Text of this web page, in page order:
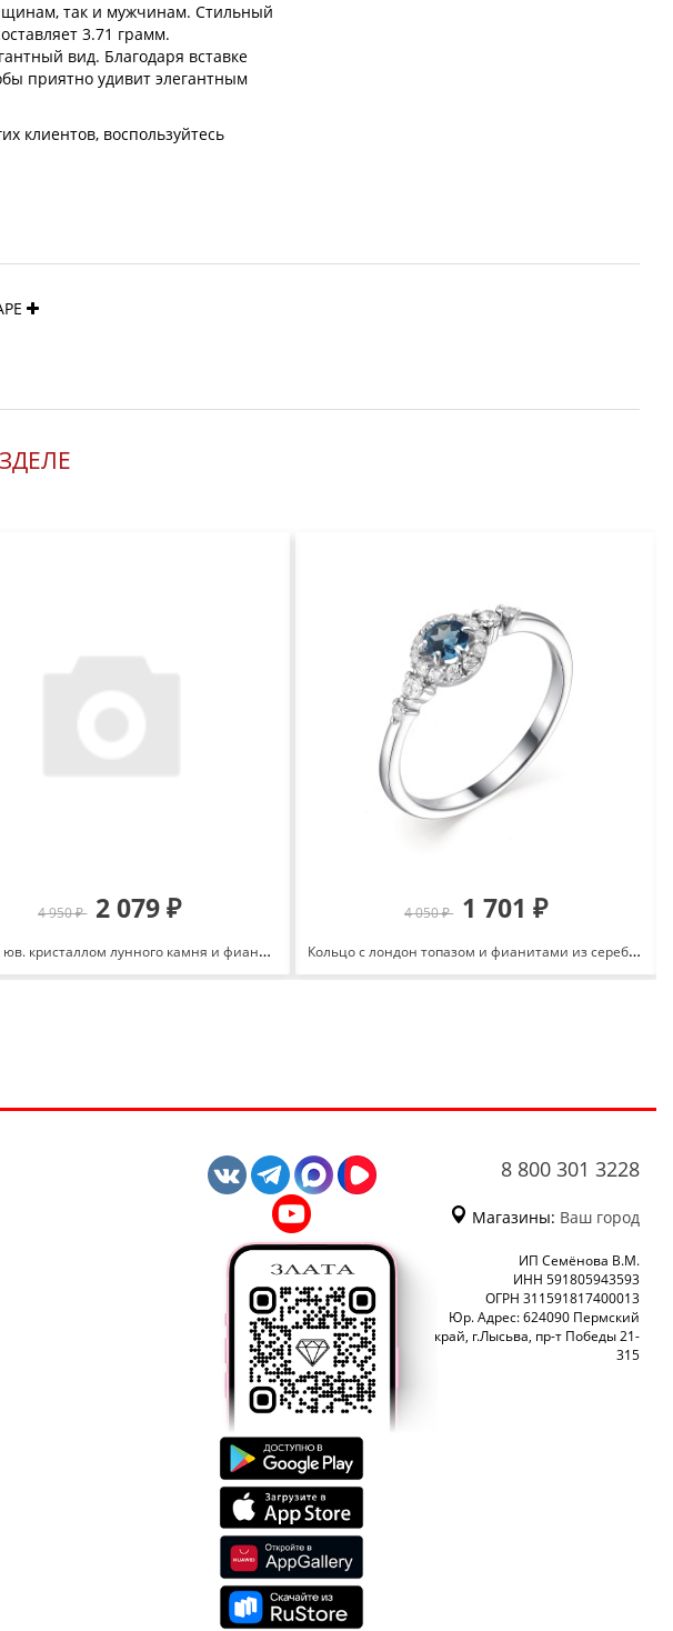
так и мужчинам. Стильный
3.71 грамм.
вид. Благодаря вставке
приятно удивит элегантным
клиентов, воспользуйтесь
4 950 ₽ 2 079 ₽
Кольцо с юв. кристаллом лунного камня и фианитами из серебра 925 с родированием 151-1752-60
4 050 ₽ 1 701 ₽
Кольцо с лондон топазом и фианитами из серебра 925 с родированием 01-1778/00ТЛ-00
8 800 301 3228
Магазины: Ваш город
ИП Семёнова В.М.
ИНН 591805943593
ОГРН 311591817400013
Юр. Адрес: 624090 Пермский
край, г.Лысьва, пр-т Победы 21-
315